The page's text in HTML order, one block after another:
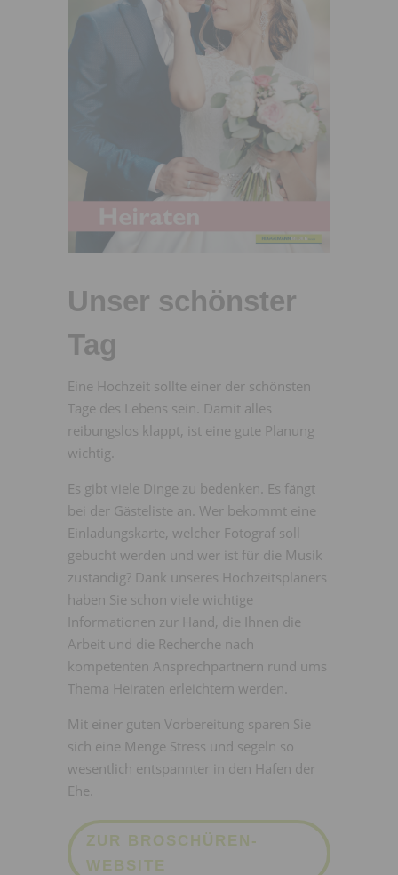
Unser schönster
Tag
Eine Hochzeit sollte einer der schönsten
Tage des Lebens sein. Damit alles
reibungslos klappt, ist eine gute Planung
wichtig.
Es gibt viele Dinge zu bedenken. Es fängt
bei der Gästeliste an. Wer bekommt eine
Einladungskarte, welcher Fotograf soll
gebucht werden und wer ist für die Musik
zuständig? Dank unseres Hochzeitsplaners
haben Sie schon viele wichtige
Informationen zur Hand, die Ihnen die
Arbeit und die Recherche nach
kompetenten Ansprechpartnern rund ums
Thema Heiraten erleichtern werden.
Mit einer guten Vorbereitung sparen Sie
sich eine Menge Stress und segeln so
wesentlich entspannter in den Hafen der
Ehe.
ZUR BROSCHÜREN-
WEBSITE